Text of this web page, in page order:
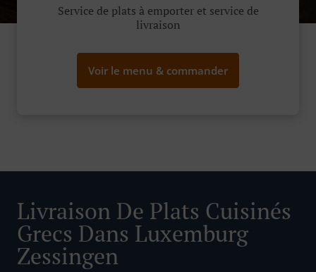
Service de plats à emporter et service de
livraison
Voir le menu & commander
Livraison De Plats Cuisinés
Grecs Dans Luxemburg
Zessingen